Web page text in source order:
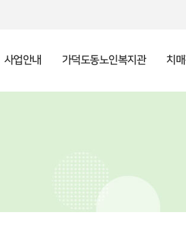
사업안내 가덕도동노인복지관 치